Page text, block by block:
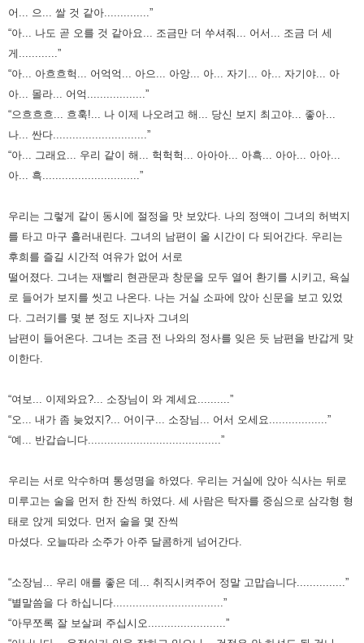
어... 으... 쌀 것 같아..............”
“아... 나도 곧 오를 것 같아요... 조금만 더 쑤셔줘... 어서... 조금 더 세
게............”
“아... 아흐흐헉... 어억억... 아으... 아앙... 아... 자기... 아... 자기야... 아
아... 몰라... 어억..................”
“으흐흐흐... 흐훅!... 나 이제 나오려고 해... 당신 보지 최고야... 좋아...
나... 싼다.............................”
“아... 그래요... 우리 같이 해... 헉헉헉... 아아아... 아흑... 아아... 아아...
아... 흑..............................”
우리는 그렇게 같이 동시에 절정을 맛 보았다. 나의 정액이 그녀의 허벅지
를 타고 마구 흘러내린다.
그녀의 남편이 올 시간이 다 되어간다. 우리는
후희를 즐길 시간적 여유가 없어 서로
떨어졌다.
그녀는 재빨리 현관문과 창문을 모두 열어 환기를 시키고, 욕실
로 들어가 보지를 씻고 나온다. 나는 거실 소파에 앉아 신문을 보고 있었
다. 그러기를 몇 분 정도 지나자 그녀의
남편이 들어온다.
그녀는 조금 전 나와의 정사를 잊은 듯 남편을 반갑게 맞
이한다.
“여보... 이제와요?... 소장님이 와 계세요..........”
“오... 내가 좀 늦었지?... 어이구... 소장님... 어서 오세요..................”
“예... 반갑습니다.........................................”
우리는 서로 악수하며 통성명을 하였다. 우리는 거실에 앉아 식사는 뒤로
미루고는 술을 먼저 한 잔씩 하였다. 세 사람은 탁자를 중심으로 삼각형 형
태로 앉게 되었다. 먼저 술을 몇 잔씩
마셨다.
오늘따라 소주가 아주 달콤하게 넘어간다.
“소장님... 우리 애를 좋은 데... 취직시켜주어 정말 고맙습니다...............”
“별말씀을 다 하십니다..................................”
“아무쪼록 잘 보살펴 주십시오........................”